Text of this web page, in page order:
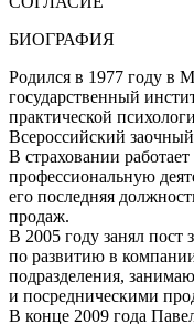
БИОГРАФИЯ
Родился в 1977 году в
государственный
практической
Всероссийский
В страховании
профессиональную
его последняя
продаж.
В 2005 году занял пост
по развитию в
подразделения,
и посредническими
В конце 2009 года